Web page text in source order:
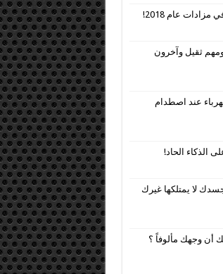
عام 2018!
ثقيل وآخرون
عند اصطدام
الذكاء الحاد!
لا يمتلكها غيرك
أن وجهك مألوفاً ؟